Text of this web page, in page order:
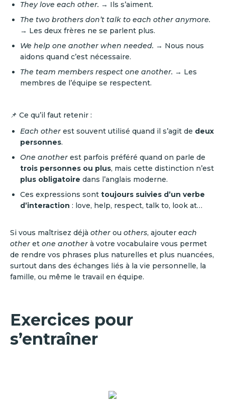
They love each other. → Ils s’aiment.
The two brothers don’t talk to each other anymore.
→ Les deux frères ne se parlent plus.
We help one another when needed. → Nous nous
aidons quand c’est nécessaire.
The team members respect one another. → Les
membres de l’équipe se respectent.
📌 Ce qu’il faut retenir :
Each other est souvent utilisé quand il s’agit de deux
personnes.
One another est parfois préféré quand on parle de
trois personnes ou plus, mais cette distinction n’est
plus obligatoire dans l’anglais moderne.
Ces expressions sont toujours suivies d’un verbe
d’interaction : love, help, respect, talk to, look at…
Si vous maîtrisez déjà other ou others, ajouter each
other et one another à votre vocabulaire vous permet
de rendre vos phrases plus naturelles et plus nuancées,
surtout dans des échanges liés à la vie personnelle, la
famille, ou même le travail en équipe.
Exercices pour
s’entraîner